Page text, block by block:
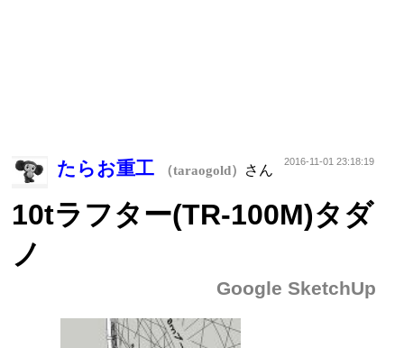
たらお重工 （taraogold） さん
2016-11-01 23:18:19
10tラフター(TR-100M)タダ
ノ
Google SketchUp